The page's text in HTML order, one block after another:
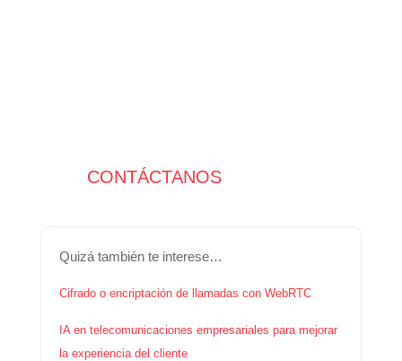
CONTÁCTANOS
Quizá también te interese…
Cifrado o encriptación de llamadas con WebRTC
IA en telecomunicaciones empresariales para mejorar
la experiencia del cliente